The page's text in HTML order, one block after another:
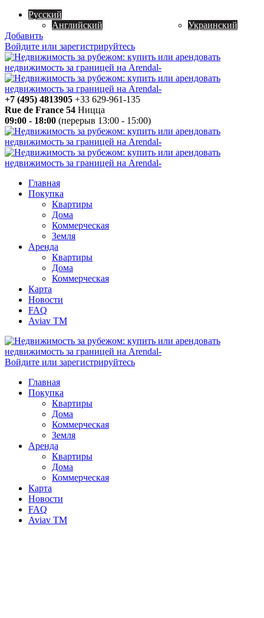
Русский
Английский
Украинский
Добавить
Войдите или зарегистрируйтесь
+7 (495) 4813905 +33 629-961-135
Rue de France 54 Ницца
09:00 - 18:00 (перерыв 13:00 - 15:00)
Главная
Покупка
Квартиры
Дома
Коммерческая
Земля
Аренда
Квартиры
Дома
Коммерческая
Карта
Новости
FAQ
Aviav TM
Войдите или зарегистрируйтесь
Главная
Покупка
Квартиры
Дома
Коммерческая
Земля
Аренда
Квартиры
Дома
Коммерческая
Карта
Новости
FAQ
Aviav TM